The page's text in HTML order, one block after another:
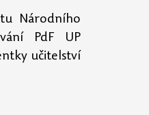
Národního
učitelství